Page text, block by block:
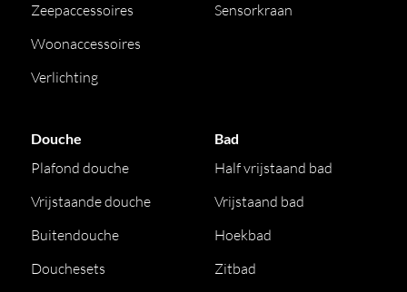
Zeepaccessoires
Woonaccessoires
Verlichting
Sensorkraan
Douche
Plafond douche
Vrijstaande douche
Buitendouche
Douchesets
Bad
Half vrijstaand bad
Vrijstaand bad
Hoekbad
Zitbad